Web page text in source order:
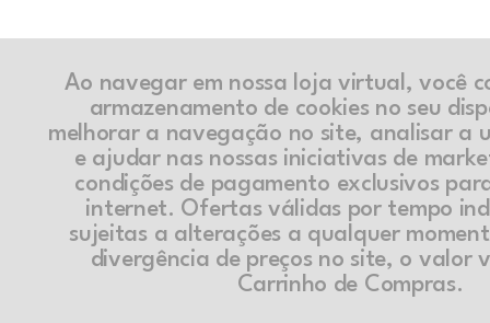
Ao navegar em nossa loja virtual, você
armazenamento de cookies no seu
melhorar a navegação no site, analisar a
e ajudar nas nossas iniciativas de
condições de pagamento exclusivos
internet. Ofertas válidas por tempo
sujeitas a alterações a qualquer
divergência de preços no site, o valor
Carrinho de Compras.